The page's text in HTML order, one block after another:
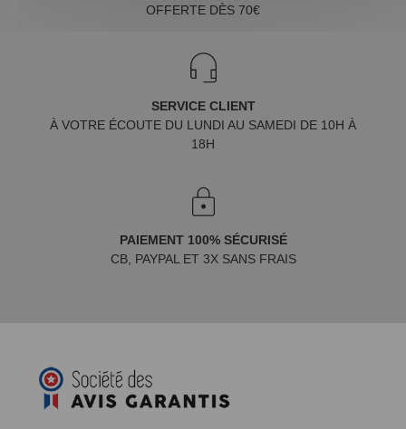
OFFERTE DÈS 70€
SERVICE CLIENT
À VOTRE ÉCOUTE DU LUNDI AU SAMEDI DE 10H À
18H
PAIEMENT 100% SÉCURISÉ
CB, PAYPAL ET 3X SANS FRAIS